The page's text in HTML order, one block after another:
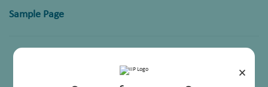
×
Sample Page